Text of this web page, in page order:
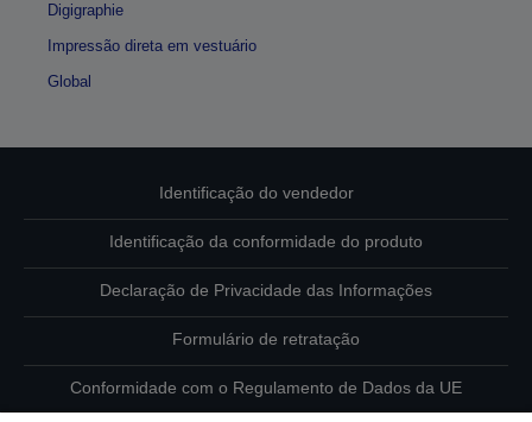
Digigraphie
Impressão direta em vestuário
Global
Identificação do vendedor
Identificação da conformidade do produto
Declaração de Privacidade das Informações
Formulário de retratação
Conformidade com o Regulamento de Dados da UE